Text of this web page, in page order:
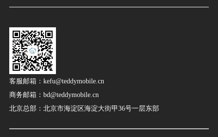
客服邮箱：kefu@teddymobile.cn
商务邮箱：bd@teddymobile.cn
北京总部：北京市海淀区海淀大街甲36号一层东部